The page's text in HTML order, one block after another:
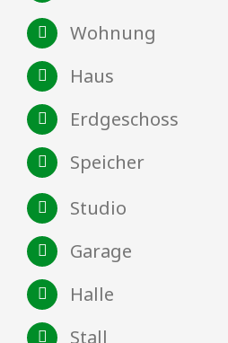
Wohnung
Haus
Erdgeschoss
Speicher
Studio
Garage
Halle
Stall